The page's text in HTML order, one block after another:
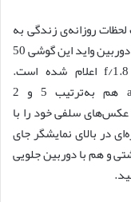
روزانه‌ی زندگی به
آن‌ها احتیاج دارید، در اختیارتان قرار داده است. دوربین واید این گوشی 50
مگاپیکسلی است و گشودگی دیافراگم آن f/1.8 اعلام شده است.
دوربین‌های اولتراواید و ماکرویa14 Galaxy هم به‌ترتیب 5 و 2
سلفی خود را با
در بالای نمایشگر جای
و هم با دوربین جلویی